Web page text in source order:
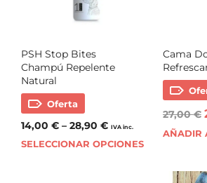
PSH Stop Bites
Champú Repelente
Natural
Oferta
14,00 € – 28,90 € IVA inc.
SELECCIONAR OPCIONES
Cama
27,00€
AÑADIR